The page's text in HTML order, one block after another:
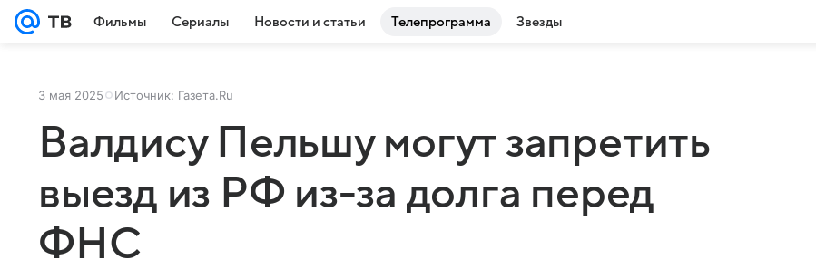
Фильмы Сериалы Новости и статьи Телепрограмма Звезды
3 мая 2025 Источник: Газета.Ru
Валдису Пельшу могут запретить
выезд из РФ из-за долга перед
ФНС